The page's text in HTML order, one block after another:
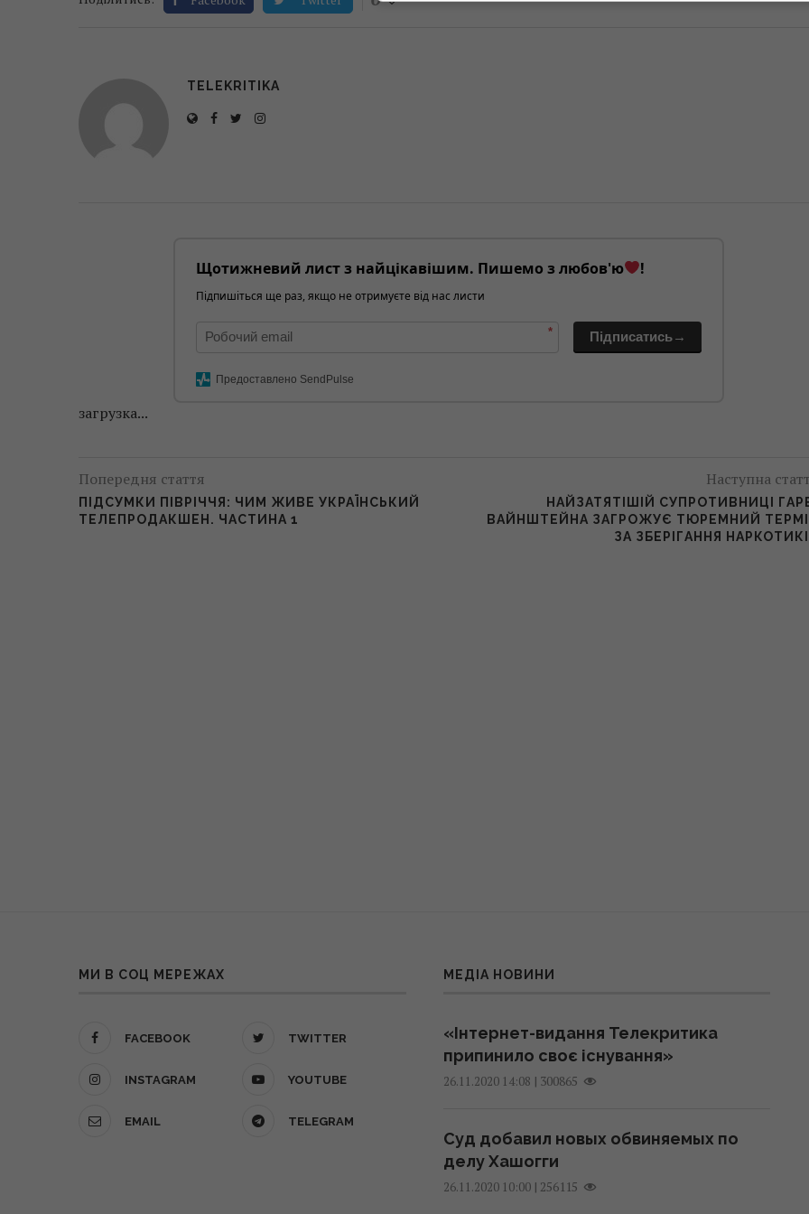
TELEKRITIKA
Щотижневий лист з найцікавішим. Пишемо з любов'ю !
Підпишіться ще раз, якщо не отримуєте від нас листи
* Підписатись→
Предоставлено SendPulse
загрузка...
Попередня стаття
ПІДСУМКИ ПІВРІЧЧЯ: ЧИМ ЖИВЕ УКРАЇНСЬКИЙ
ТЕЛЕПРОДАКШЕН. ЧАСТИНА 1
Наступна
НАЙЗАТЯТІШІЙ СУПРОТИВНИЦІ
ВАЙНШТЕЙНА ЗАГРОЖУЄ ТЮРЕМНИЙ
ЗА ЗБЕРІГАННЯ
МИ В СОЦ МЕРЕЖАХ
FACEBOOK TWITTER
INSTAGRAM YOUTUBE
EMAIL TELEGRAM
МЕДІА НОВИНИ
«Інтернет-видання Телекритика
припинило своє існування»
26.11.2020 14:08 | 300865
Суд добавил новых обвиняемых по
делу Хашогги
26.11.2020 10:00| 256115